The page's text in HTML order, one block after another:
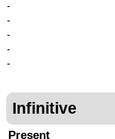
-
-
-
-
-
Infinitive
Present